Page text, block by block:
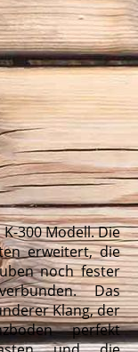
300 Modell. Die
erweitert, die
noch fester
Das
Klang, der
perfekt